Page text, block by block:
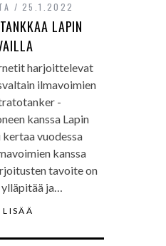
25.1.2022
LAPIN
harjoittelevat
ilmavoimien
-
kanssa Lapin
vuodessa
kanssa
tavoite on
ja…
LISÄÄ